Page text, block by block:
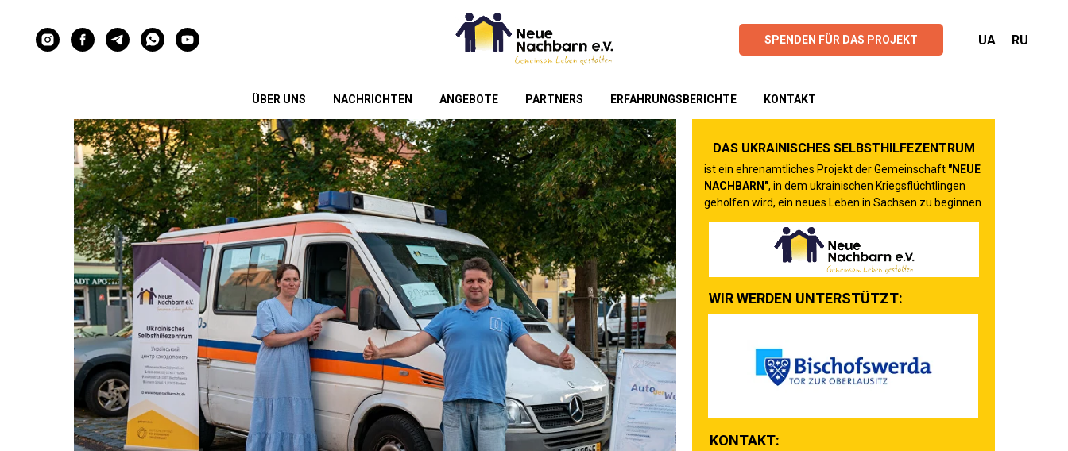
SPENDEN FÜR DAS PROJEKT UA RU
ÜBER UNS NACHRICHTEN ANGEBOTE PARTNERS ERFAHRUNGSBERICHTE KONTAKT
DAS UKRAINISCHES SELBSTHILFEZENTRUM
WIR WERDEN UNTERSTÜTZT:
KONTAKT:
ist ein ehrenamtliches Projekt der Gemeinschaft "NEUE
NACHBARN", in dem ukrainischen Kriegsflüchtlingen
geholfen wird, ein neues Leben in Sachsen zu beginnen